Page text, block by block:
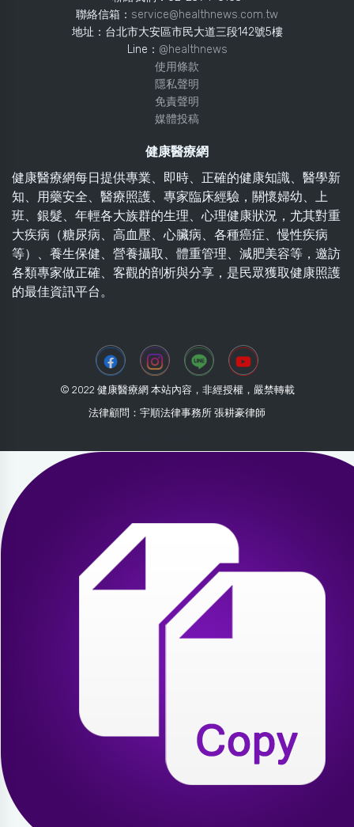
聯絡信箱： service@healthnews.com.tw
地址：台北市大安區市民大道三段142號5樓
Line： @healthnews
使用條款
隱私聲明
免責聲明
媒體投稿
健康醫療網
健康醫療網每日提供專業、即時、正確的健康知識、醫學新
知、用藥安全、醫療照護、專家臨床經驗，關懷婦幼、上
班、銀髮、年輕各大族群的生理、心理健康狀況，尤其對重
大疾病（糖尿病、高血壓、心臟病、各種癌症、慢性疾病
等）、養生保健、營養攝取、體重管理、減肥美容等，邀訪
各類專家做正確、客觀的剖析與分享，是民眾獲取健康照護
的最佳資訊平台。
© 2022 健康醫療網 本站內容，非經授權，嚴禁轉載
法律顧問：宇順法律事務所 張耕豪律師